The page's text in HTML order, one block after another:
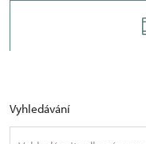
Vyhledávání